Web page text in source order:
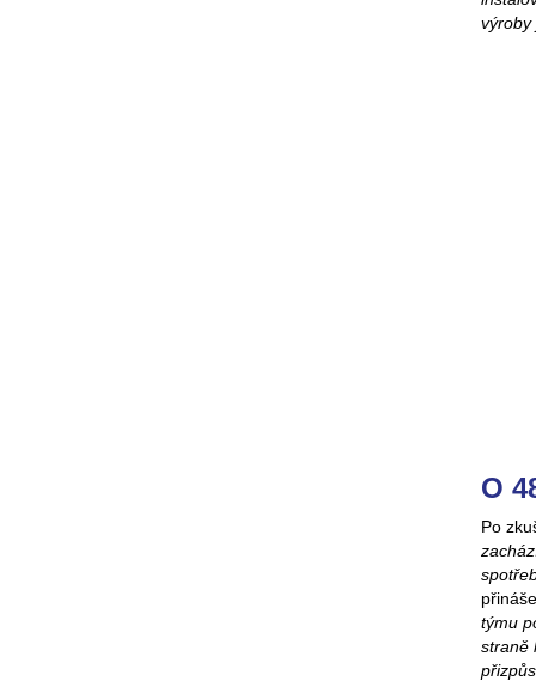
výroby
O
Po
týmu
straně